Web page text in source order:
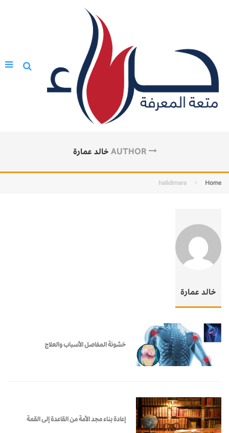
AUTHOR خالد عمارة
Home
halidimara
خالد عمارة
خشونة المفاصل الأسباب والعلاج
إعادة بناء مجد الأمة من القاعدة إلى القمة